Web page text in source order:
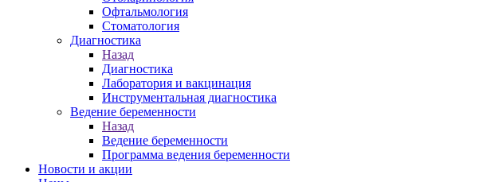
Офтальмология
Стоматология
Диагностика
Назад
Диагностика
Лаборатория и вакцинация
Инструментальная диагностика
Ведение беременности
Назад
Ведение беременности
Программа ведения беременности
Новости и акции